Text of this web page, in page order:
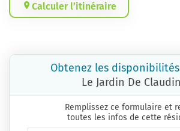
Calculer l’itinéraire
Obtenez les
Le Jardin De
Remplissez ce formulaire et
toutes les infos de cette